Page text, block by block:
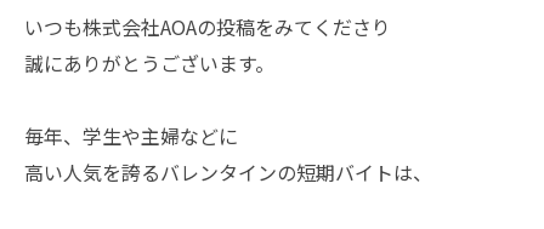
いつも株式会社AOAの投稿をみてくださり
誠にありがとうございます。
毎年、学生や主婦などに
高い人気を誇るバレンタインの短期バイトは、